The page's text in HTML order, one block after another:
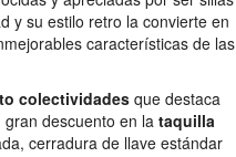
y su estilo retro la convierte en
características de las
colectividadesque destaca
descuento en la taquilla
cerradura de llave estándar